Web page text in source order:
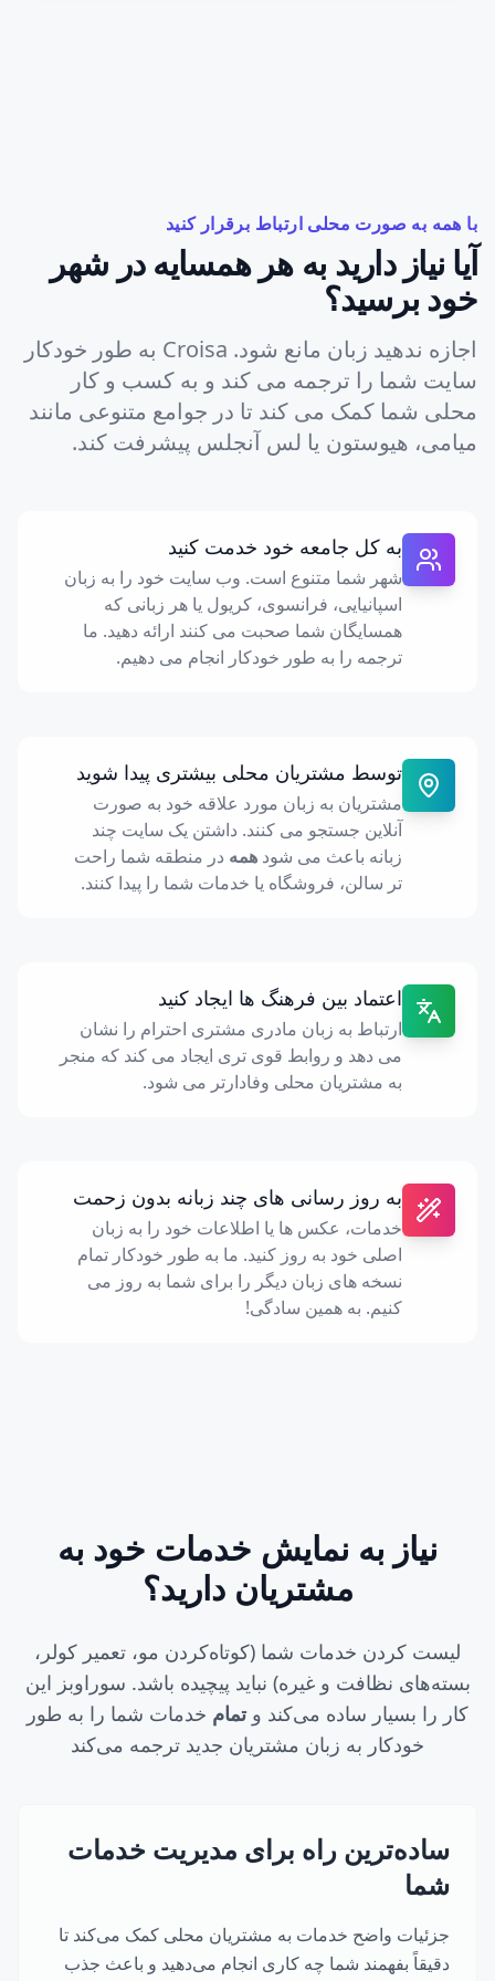
با همه به صورت محلی ارتباط برقرار کنید
آیا نیاز دارید به هر همسایه در شهر
خود برسید؟
اجازه ندهید زبان مانع شود. Croisa به طور خودکار
سایت شما را ترجمه می کند و به کسب و کار
محلی شما کمک می کند تا در جوامع متنوعی مانند
میامی، هیوستون یا لس آنجلس پیشرفت کند.
به کل جامعه خود خدمت کنید
شهر شما متنوع است. وب سایت خود را به زبان
اسپانیایی، فرانسوی، کریول یا هر زبانی که
همسایگان شما صحبت می کنند ارائه دهید. ما
ترجمه را به طور خودکار انجام می دهیم.
توسط مشتریان محلی بیشتری پیدا شوید
مشتریان به زبان مورد علاقه خود به صورت
آنلاین جستجو می کنند. داشتن یک سایت چند
زبانه باعث می شود همه در منطقه شما راحت
تر سالن، فروشگاه یا خدمات شما را پیدا کنند.
اعتماد بین فرهنگ ها ایجاد کنید
ارتباط به زبان مادری مشتری احترام را نشان
می دهد و روابط قوی تری ایجاد می کند که منجر
به مشتریان محلی وفادارتر می شود.
به روز رسانی های چند زبانه بدون زحمت
خدمات، عکس ها یا اطلاعات خود را به زبان
اصلی خود به روز کنید. ما به طور خودکار تمام
نسخه های زبان دیگر را برای شما به روز می
کنیم. به همین سادگی!
نیاز به نمایش خدمات خود به
مشتریان دارید؟
لیست کردن خدمات شما (کوتاه‌کردن مو، تعمیر کولر،
بسته‌های نظافت و غیره) نباید پیچیده باشد. سوراوبز این
کار را بسیار ساده می‌کند وتمام خدمات شما را به طور
خودکار به زبان مشتریان جدید ترجمه می‌کند
ساده‌ترین راه برای مدیریت خدمات
شما
جزئیات واضح خدمات به مشتریان محلی کمک می‌کند تا
دقیقاً بفهمند شما چه کاری انجام می‌دهید و باعث جذب